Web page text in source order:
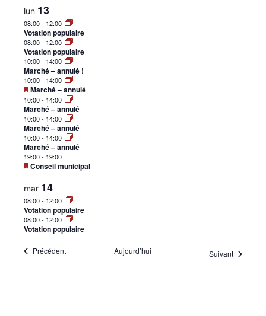
Laconnex
Canton
Genève
lun 13
08:00- 12:00
Votation populaire
08:00- 12:00
Votation populaire
10:00- 14:00
Marché – annulé !
10:00- 14:00
Mis
en
avant
Marché – annulé
10:00- 14:00
Marché – annulé
10:00- 14:00
Marché – annulé
10:00- 14:00
Marché – annulé
19:00- 19:00
Mis
avant
Conseil municipal
mar 14
08:00- 12:00
Votation populaire
08:00- 12:00
Votation populaire
PrécédentÉvènements Aujourd’hui Suivant